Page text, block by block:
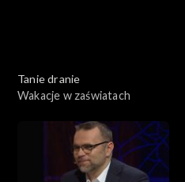
Tanie dranie
Wakacje w zaświatach